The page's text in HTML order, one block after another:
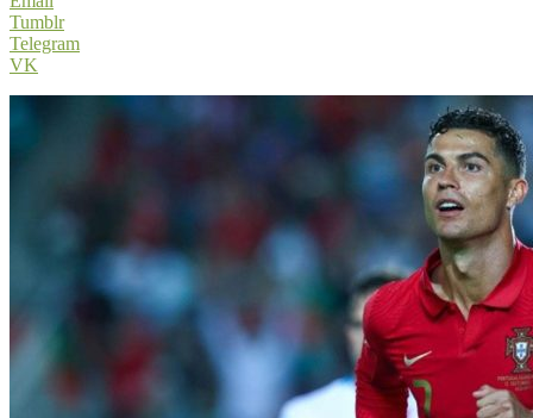
Tumblr
Telegram
VK